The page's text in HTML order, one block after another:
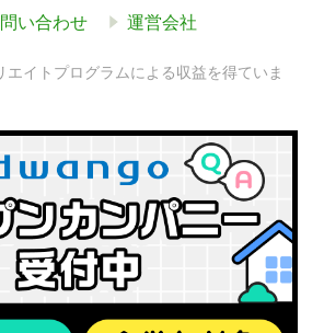
い合わせ 運営会社
エイトプログラムによる収益を得ていま